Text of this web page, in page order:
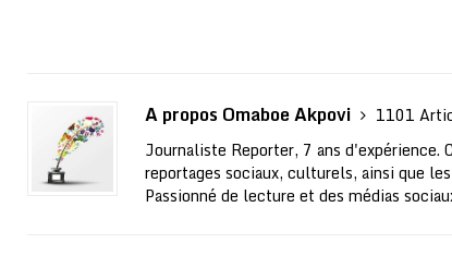
A propos Omaboe Akpovi
1101
Journaliste Reporter, 7 ans
reportages sociaux, culturels, ainsi que
Passionné de lecture et des médias